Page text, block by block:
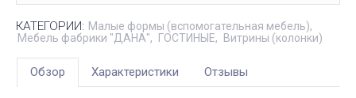
КАТЕГОРИИ: Малые формы (вспомогательная мебель)
Мебель фабрики "ДАНА"
ГОСТИНЫЕ Витрины (колонки)
Обзор Характеристики Отзывы